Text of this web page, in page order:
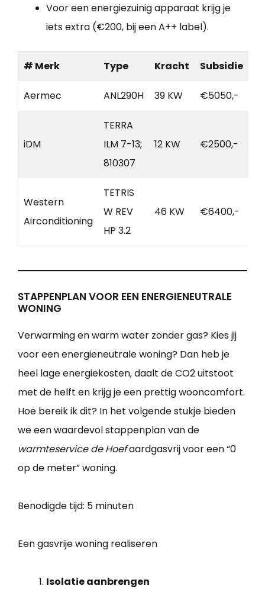
Voor een energiezuinig apparaat krijg je
iets extra (€200, bij een A++ label).
# Merk Type Kracht Subsidie
Aermec ANL290H 39 KW €5050,-
iDM
TERRA
ILM 7-13;
810307
12 KW €2500,-
Western
Airconditioning
TETRIS
W REV
HP 3.2
46 KW €6400,-
STAPPENPLAN VOOR EEN ENERGIENEUTRALE
WONING
Verwarming en warm water zonder gas? Kies jij
voor een energieneutrale woning? Dan heb je
heel lage energiekosten, daalt de CO2 uitstoot
met de helft en krijg je een prettig wooncomfort.
Hoe bereik ik dit? In het volgende stukje bieden
we een waardevol stappenplan van de
warmteservice de Hoefaardgasvrij voor een “0
op de meter” woning.
Benodigde tijd: 5 minuten
Een gasvrije woning realiseren
Isolatie aanbrengen